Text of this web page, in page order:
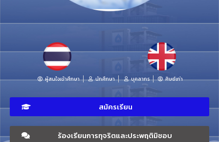
ผู้สนใจเข้าศึกษา นักศึกษา บุคลากร ศิษย์เก่า
สมัครเรียน
ร้องเรียนการทุจริตและประพฤติมิชอบ